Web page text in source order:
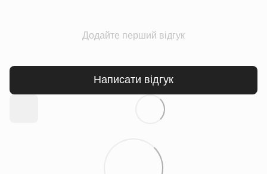
Додайте перший відгук
Написати відгук